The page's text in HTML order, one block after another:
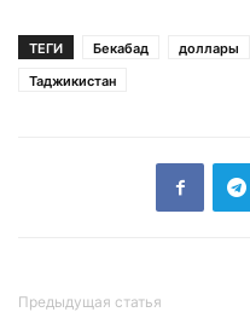
ТЕГИ Бекабад доллары
Таджикистан
Предыдущая статья